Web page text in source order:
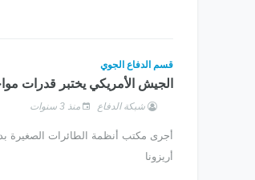
قسم الدفاع الجوي
الجيش الأمريكي يختبر قدرات
شبكة الدفاع منذ 3 سنوات
أجرى مكتب أنظمة الطائرات الصغيرة
أريزونا